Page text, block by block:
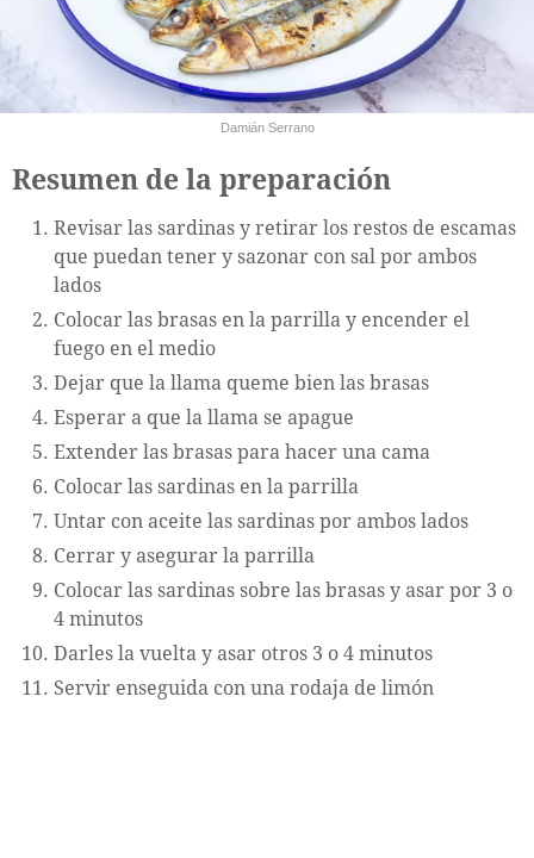
Damián Serrano
Resumen de la preparación
Revisar las sardinas y retirar los restos de escamas
que puedan tener y sazonar con sal por ambos
lados
Colocar las brasas en la parrilla y encender el
fuego en el medio
Dejar que la llama queme bien las brasas
Esperar a que la llama se apague
Extender las brasas para hacer una cama
Colocar las sardinas en la parrilla
Untar con aceite las sardinas por ambos lados
Cerrar y asegurar la parrilla
Colocar las sardinas sobre las brasas y asar por 3 o
4 minutos
Darles la vuelta y asar otros 3 o 4 minutos
Servir enseguida con una rodaja de limón